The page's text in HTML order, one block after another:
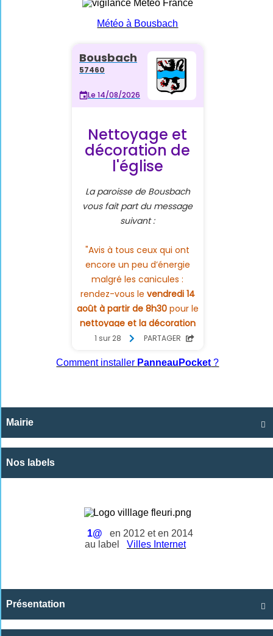
Météo à Bousbach
Comment installer PanneauPocket ?

Mairie
Nos labels
1@
en 2012 et en 2014
au label
Villes Internet

Présentation